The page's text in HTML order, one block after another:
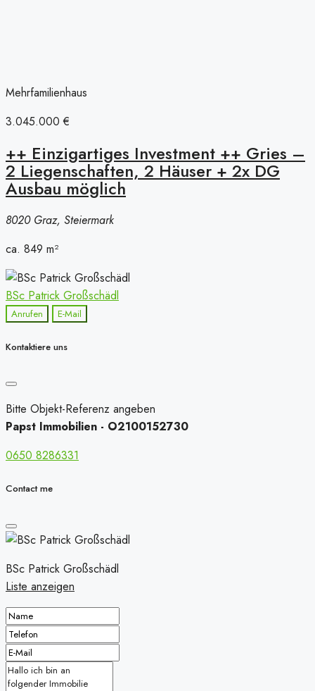
Mehrfamilienhaus
3.045.000 €
++ Einzigartiges Investment ++ Gries –
2 Liegenschaften, 2 Häuser + 2x DG
Ausbau möglich
8020 Graz, Steiermark
ca. 849 m²
BSc Patrick Großschädl
Anrufen E-Mail
Kontaktiere uns
Bitte Objekt-Referenz angeben
Papst Immobilien - O2100152730
0650 8286331
Contact me
BSc Patrick Großschädl
Liste anzeigen